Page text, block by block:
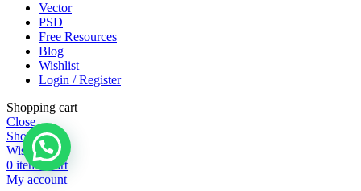
Vector
PSD
Free Resources
Blog
Wishlist
Login / Register
Shopping cart
Close
Shop
Wishlist
0 items Cart
My account